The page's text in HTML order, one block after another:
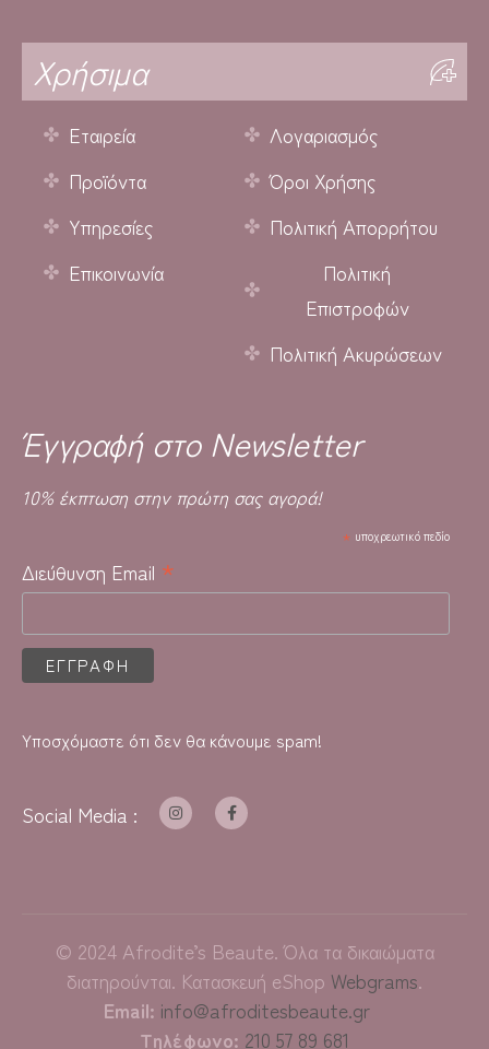
Χρήσιμα
Εταιρεία
Προϊόντα
Υπηρεσίες
Επικοινωνία
Λογαριασμός
Όροι Χρήσης
Πολιτική Απορρήτου
Πολιτική
Επιστροφών
Πολιτική Ακυρώσεων
Έγγραφή στο Newsletter
10% έκπτωση στην πρώτη σας αγορά!
* υποχρεωτικό πεδίο
Διεύθυνση Email *
Υποσχόμαστε ότι δεν θα κάνουμε spam!
Social Media :
© 2024Afrodite’s Beaute. Όλα τα δικαιώματα
διατηρούνται. Κατασκευή eShop Webgrams.
Email: info@afroditesbeaute.gr
Τηλέφωνο: 210 57 89 681